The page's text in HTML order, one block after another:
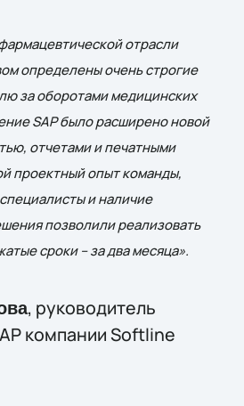
отрасли
определены очень строгие
за оборотами медицинских
SAP было расширено новой
отчетами и печатными
проектный опыт команды,
и наличие
позволили реализовать
сроки – за два месяца».
, руководитель
компании Softline